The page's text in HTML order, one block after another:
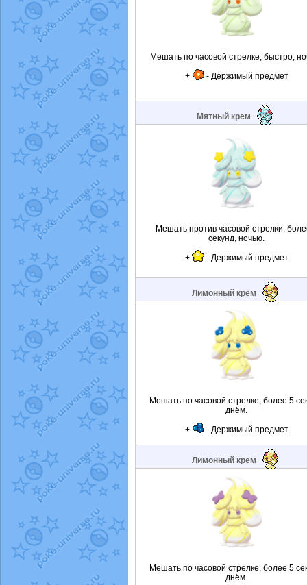
Мешать по часовой стрелке, быстро,
+
- Держимый предмет
Мятный крем
Мешать против часовой стрелки,
секунд, ночью.
+
- Держимый предмет
Лимонный крем
Мешать по часовой стрелке, более 5
днём.
+
- Держимый предмет
Лимонный крем
Мешать по часовой стрелке, более 5
днём.